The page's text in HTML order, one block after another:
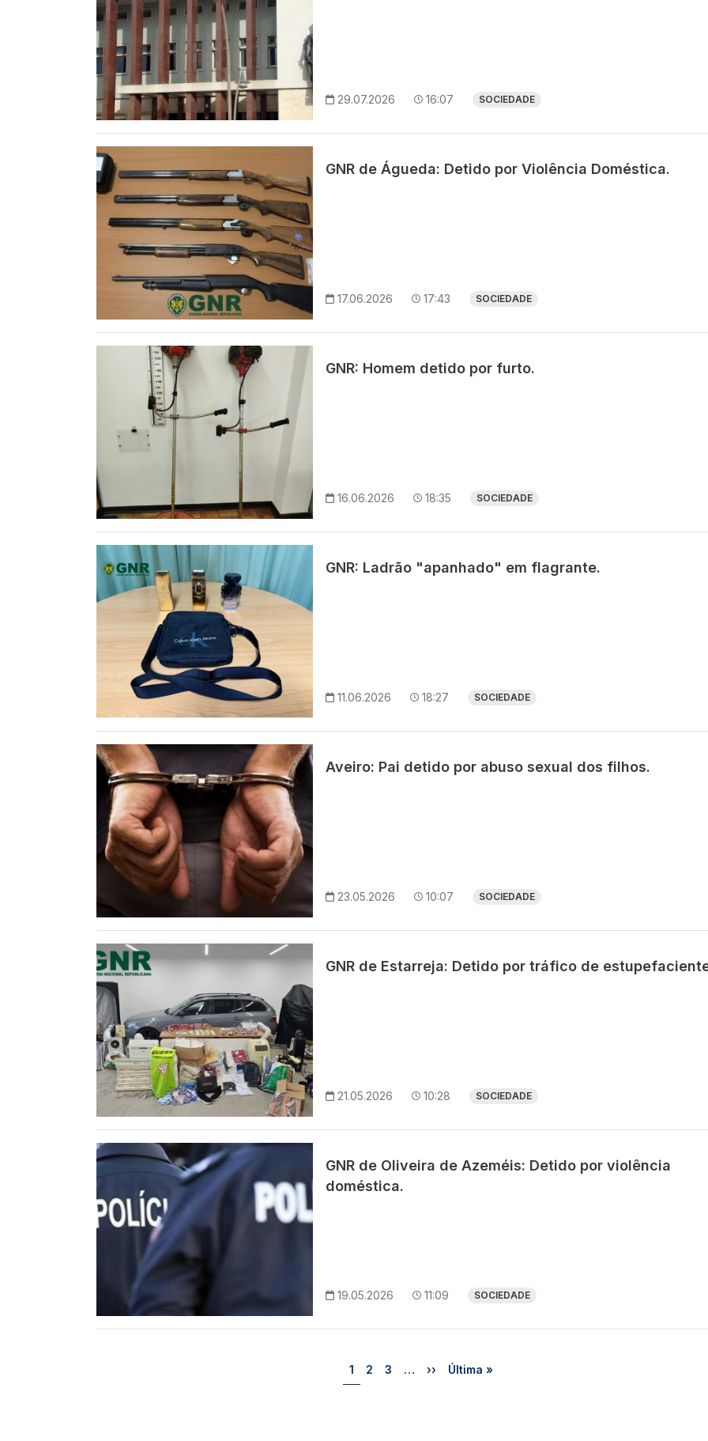
29.07.2026 16:07 SOCIEDADE
Imagem
GNR de Águeda: Detido por Violência Doméstica.
17.06.2026 17:43 SOCIEDADE
GNR: Homem detido por furto.
16.06.2026 18:35 SOCIEDADE
Imagem
GNR: Ladrão "apanhado" em flagrante.
11.06.2026 18:27 SOCIEDADE
Imagem
Aveiro: Pai detido por abuso sexual dos filhos.
23.05.2026 10:07 SOCIEDADE
Imagem
GNR de Estarreja: Detido por tráfico de
21.05.2026 10:28 SOCIEDADE
Imagem
GNR de Oliveira de Azeméis: Detido por violência
doméstica.
19.05.2026 11:09 SOCIEDADE
Página
1 Página
2 Página
3 … Próxima página
›› Última página
Última »